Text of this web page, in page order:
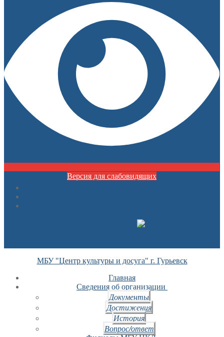
Версия для слабовидящих
МБУ "Центр культуры и досуга" г. Гурьевск
Главная
Сведения об организации
Документы
Достижения
История
Вопрос/ответ